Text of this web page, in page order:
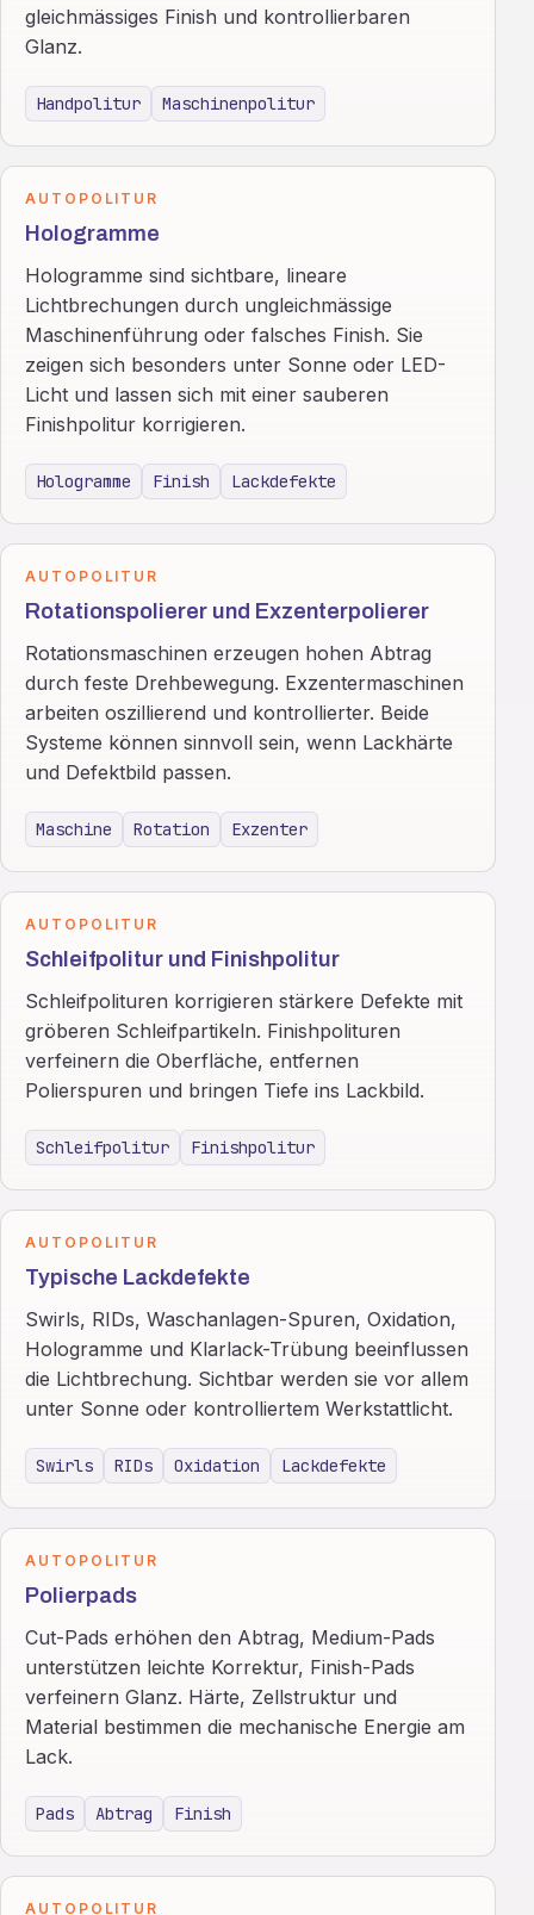
gleichmässiges Finish und kontrollierbaren
Glanz.
Handpolitur Maschinenpolitur
AUTOPOLITUR
Hologramme
Hologramme sind sichtbare, lineare
Lichtbrechungen durch ungleichmässige
Maschinenführung oder falsches Finish. Sie
zeigen sich besonders unter Sonne oder LED-
Licht und lassen sich mit einer sauberen
Finishpolitur korrigieren.
Hologramme Finish Lackdefekte
AUTOPOLITUR
Rotationspolierer und Exzenterpolierer
Rotationsmaschinen erzeugen hohen Abtrag
durch feste Drehbewegung. Exzentermaschinen
arbeiten oszillierend und kontrollierter. Beide
Systeme können sinnvoll sein, wenn Lackhärte
und Defektbild passen.
Maschine Rotation Exzenter
AUTOPOLITUR
Schleifpolitur und Finishpolitur
Schleifpolituren korrigieren stärkere Defekte mit
gröberen Schleifpartikeln. Finishpolituren
verfeinern die Oberfläche, entfernen
Polierspuren und bringen Tiefe ins Lackbild.
Schleifpolitur Finishpolitur
AUTOPOLITUR
Typische Lackdefekte
Swirls, RIDs, Waschanlagen-Spuren, Oxidation,
Hologramme und Klarlack-Trübung beeinflussen
die Lichtbrechung. Sichtbar werden sie vor allem
unter Sonne oder kontrolliertem Werkstattlicht.
Swirls RIDs Oxidation Lackdefekte
AUTOPOLITUR
Polierpads
Cut-Pads erhöhen den Abtrag, Medium-Pads
unterstützen leichte Korrektur, Finish-Pads
verfeinern Glanz. Härte, Zellstruktur und
Material bestimmen die mechanische Energie am
Lack.
Pads Abtrag Finish
AUTOPOLITUR